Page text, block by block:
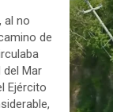
al no
de
del Mar
Ejército